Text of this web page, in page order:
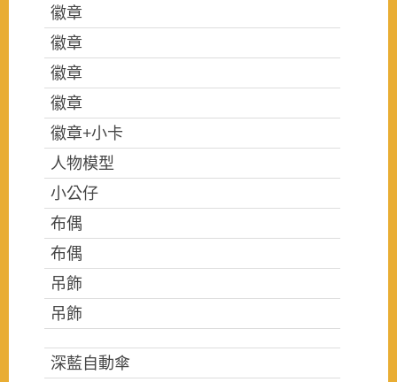
徽章
徽章
徽章
徽章
徽章+小卡
人物模型
小公仔
布偶
布偶
吊飾
吊飾
深藍自動傘